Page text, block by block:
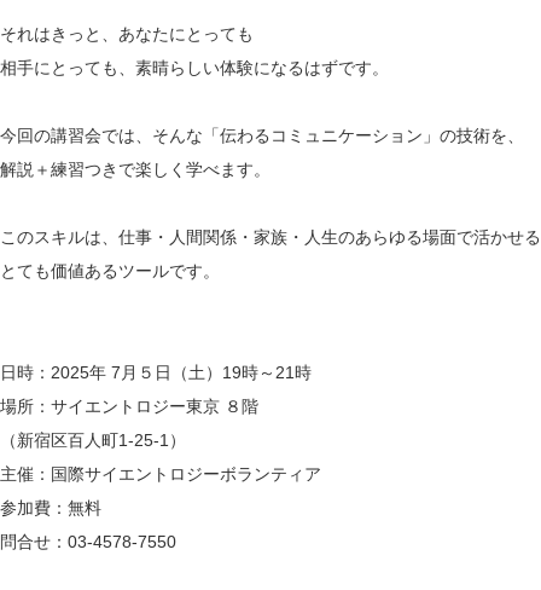
それはきっと、あなたにとっても
相手にとっても、素晴らしい体験になるはずです。
今回の講習会では、そんな「伝わるコミュニケーション」の技術を、
解説＋練習つきで楽しく学べます。
このスキルは、仕事・人間関係・家族・人生のあらゆる場面で活かせ
とても価値あるツールです。
日時：2025年 7月５日（土）19時～21時
場所：サイエントロジー東京 ８階
（新宿区百人町1-25-1）
主催：国際サイエントロジーボランティア
参加費：無料
問合せ：03-4578-7550